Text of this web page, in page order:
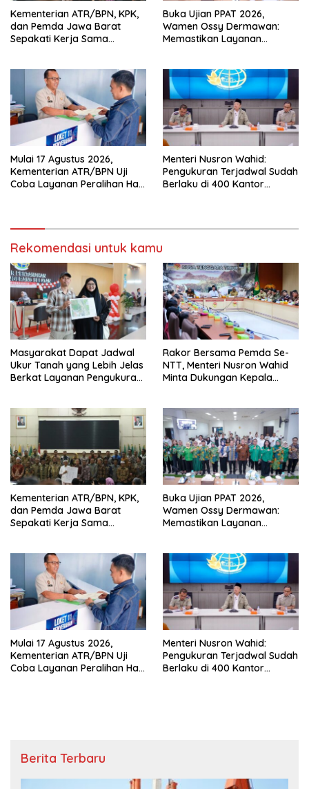
Kementerian ATR/BPN, KPK,
dan Pemda Jawa Barat
Sepakati Kerja Sama
Buka Ujian PPAT 2026,
Wamen Ossy Dermawan:
Memastikan Layanan
Berintegritas
Mulai 17 Agustus 2026,
Kementerian ATR/BPN Uji
Coba Layanan Peralihan Hak
Menteri Nusron Wahid:
Pengukuran Terjadwal Sudah
Berlaku di 400 Kantor
Rekomendasi untuk kamu
Masyarakat Dapat Jadwal
Ukur Tanah yang Lebih Jelas
Berkat Layanan Pengukuran
Rakor Bersama Pemda Se-
NTT, Menteri Nusron Wahid
Minta Dukungan Kepala
Pertanahan
Kementerian ATR/BPN, KPK,
dan Pemda Jawa Barat
Sepakati Kerja Sama
Buka Ujian PPAT 2026,
Wamen Ossy Dermawan:
Memastikan Layanan
Berintegritas
Mulai 17 Agustus 2026,
Kementerian ATR/BPN Uji
Coba Layanan Peralihan Hak
Menteri Nusron Wahid:
Pengukuran Terjadwal Sudah
Berlaku di 400 Kantor
Berita Terbaru